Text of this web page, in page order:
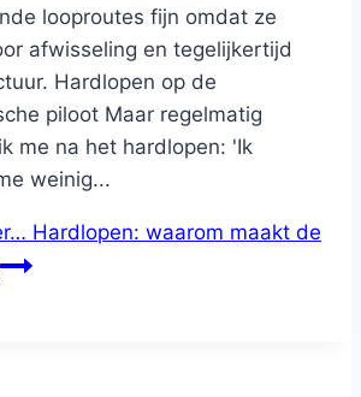
looproutes fijn omdat ze
afwisseling en tegelijkertijd
Hardlopen op de
piloot Maar regelmatig
me na het hardlopen: 'Ik
weinig...
Hardlopen: waarom maakt de